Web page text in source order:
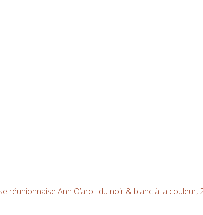
réunionnaise Ann O’aro : du noir & blanc à la couleur,